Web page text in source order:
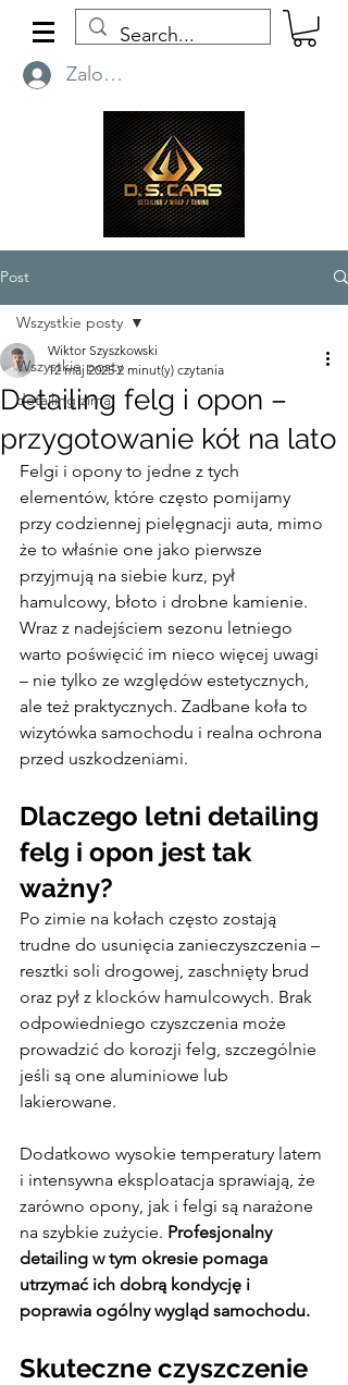
Zaloguj się
Post
Wszystkie posty
detailing zimą
Wszystkie posty
Detailing felg i opon –
przygotowanie kół na lato
Wiktor Szyszkowski
12 maj 2025 2 minut(y) czytania
Felgi i opony to jedne z tych
elementów, które często pomijamy
przy codziennej pielęgnacji auta, mimo
że to właśnie one jako pierwsze
przyjmują na siebie kurz, pył
hamulcowy, błoto i drobne kamienie.
Wraz z nadejściem sezonu letniego
warto poświęcić im nieco więcej uwagi
– nie tylko ze względów estetycznych,
ale też praktycznych. Zadbane koła to
wizytówka samochodu i realna ochrona
przed uszkodzeniami.
Dlaczego letni detailing
felg i opon jest tak
ważny?
Po zimie na kołach często zostają
trudne do usunięcia zanieczyszczenia –
resztki soli drogowej, zaschnięty brud
oraz pył z klocków hamulcowych. Brak
odpowiedniego czyszczenia może
prowadzić do korozji felg, szczególnie
jeśli są one aluminiowe lub
lakierowane.
Dodatkowo wysokie temperatury latem
i intensywna eksploatacja sprawiają, że
zarówno opony, jak i felgi są narażone
na szybkie zużycie. Profesjonalny
detailing w tym okresie pomaga
utrzymać ich dobrą kondycję i
poprawia ogólny wygląd samochodu.
Skuteczne czyszczenie